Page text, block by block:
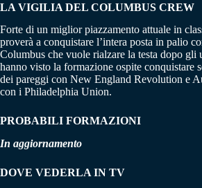
LA VIGILIA DEL COLUMBUS CREW
Forte di un miglior piazzamento attuale in
proverà a conquistare l’intera posta in palio
Columbus che vuole rialzare la testa dopo
hanno visto la formazione ospite conquistare
dei pareggi con New England Revolution e
con i Philadelphia Union.
PROBABILI FORMAZIONI
In aggiornamento
DOVE VEDERLA IN TV